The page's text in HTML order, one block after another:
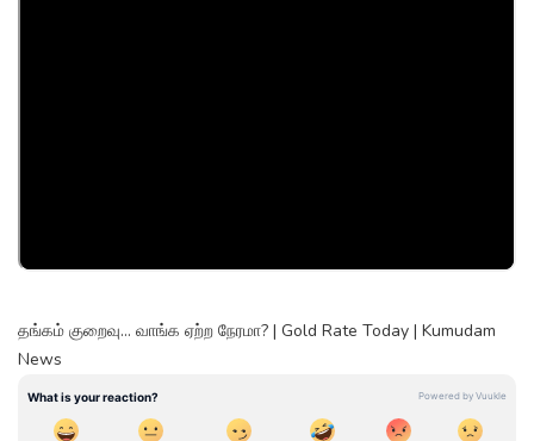
தங்கம் குறைவு… வாங்க ஏற்ற நேரமா? | Gold Rate Today | Kumudam
News